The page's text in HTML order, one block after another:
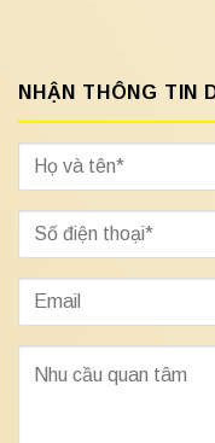
NHẬN THÔNG TIN